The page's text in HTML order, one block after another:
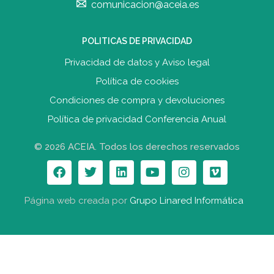
comunicacion@aceia.es
POLITICAS DE PRIVACIDAD
Privacidad de datos y Aviso legal
Política de cookies
Condiciones de compra y devoluciones
Política de privacidad Conferencia Anual
© 2026 ACEIA. Todos los derechos reservados
Página web creada por Grupo Linared Informática